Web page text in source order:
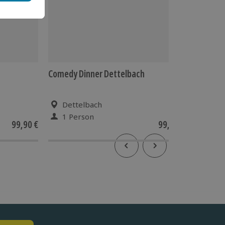
99,90 €
Comedy Dinner Dettelbach
Dettelbach
1 Person
99,90 €